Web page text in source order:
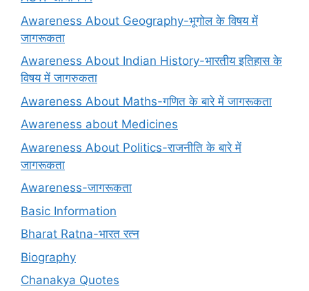
Awareness About Geography-भूगोल के विषय में
जागरूकता
Awareness About Indian History-भारतीय इतिहास के
विषय में जागरुकता
Awareness About Maths-गणित के बारे में जागरूकता
Awareness about Medicines
Awareness About Politics-राजनीति के बारे में
जागरूकता
Awareness-जागरूकता
Basic Information
Bharat Ratna-भारत रत्न
Biography
Chanakya Quotes